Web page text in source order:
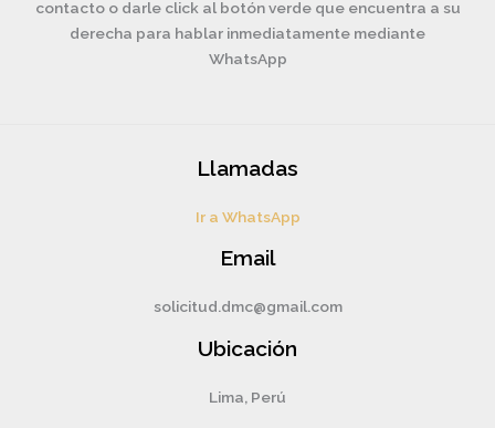
contacto o darle click al botón verde que encuentra a su
derecha para hablar inmediatamente mediante
WhatsApp
Llamadas
Ir a WhatsApp
Email
solicitud.dmc@gmail.com
Ubicación
Lima, Perú